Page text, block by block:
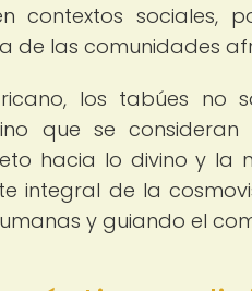
contextos sociales,
de las comunidades
los tabúes no
que se
hacia lo divino y la
integral de la
y guiando el